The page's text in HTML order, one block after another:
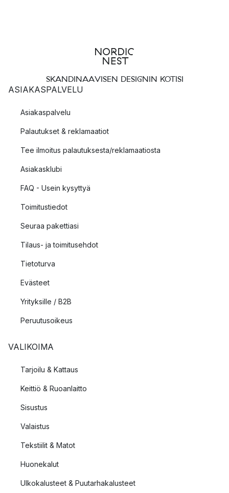
SKANDINAAVISEN DESIGNIN KOTISI
ASIAKASPALVELU
Asiakaspalvelu
Palautukset & reklamaatiot
Tee ilmoitus palautuksesta/reklamaatiosta
Asiakasklubi
FAQ - Usein kysyttyä
Toimitustiedot
Seuraa pakettiasi
Tilaus- ja toimitusehdot
Tietoturva
Evästeet
Yrityksille / B2B
Peruutusoikeus
VALIKOIMA
Tarjoilu & Kattaus
Keittiö & Ruoanlaitto
Sisustus
Valaistus
Tekstiilit & Matot
Huonekalut
Ulkokalusteet & Puutarhakalusteet